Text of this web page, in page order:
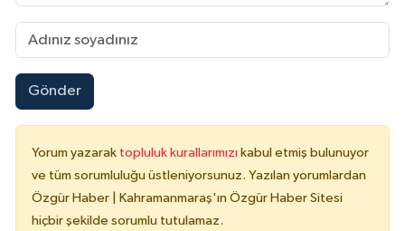
Gönder
Yorum yazarak topluluk kurallarımızı kabul etmiş bulunuyor
ve tüm sorumluluğu üstleniyorsunuz. Yazılan yorumlardan
Özgür Haber | Kahramanmaraş'ın Özgür Haber Sitesi
hiçbir şekilde sorumlu tutulamaz.